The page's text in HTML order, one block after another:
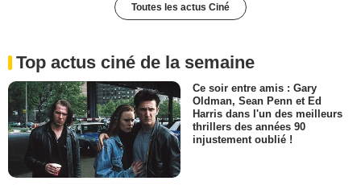
Toutes les actus Ciné
Top actus ciné de la semaine
Ce soir entre amis : Gary
Oldman, Sean Penn et Ed
Harris dans l'un des meilleurs
thrillers des années 90
injustement oublié !